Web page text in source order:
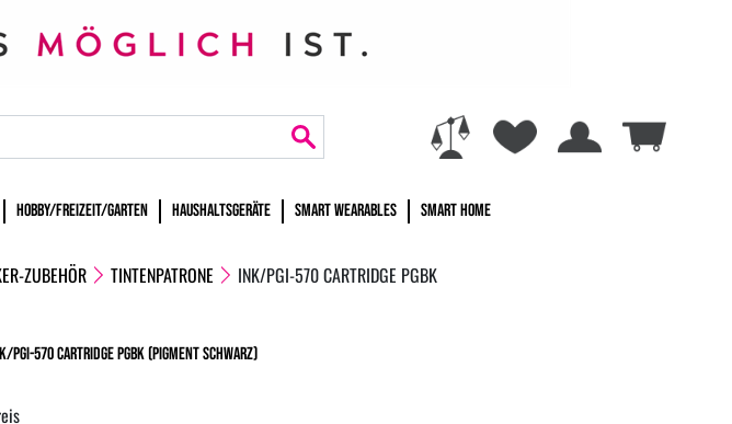
HOBBY/FREIZEIT/GARTEN HAUSHALTSGERÄTE SMART WEARABLES SMART HOME
ZUBEHÖR TINTENPATRONE INK/PGI-570 CARTRIDGE PGBK
PGI-570 Cartridge PGBK (pigment schwarz)